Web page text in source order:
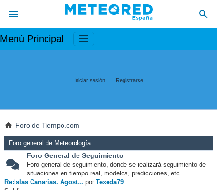
Menú Principal
Iniciar sesión Registrarse
Foro de Tiempo.com
Foro general de Meteorología
Foro General de Seguimiento
Foro general de seguimiento, donde se realizará seguimiento de
situaciones en tiempo real, modelos, predicciones, etc...
Re:Islas Canarias. Agost... por Texeda79